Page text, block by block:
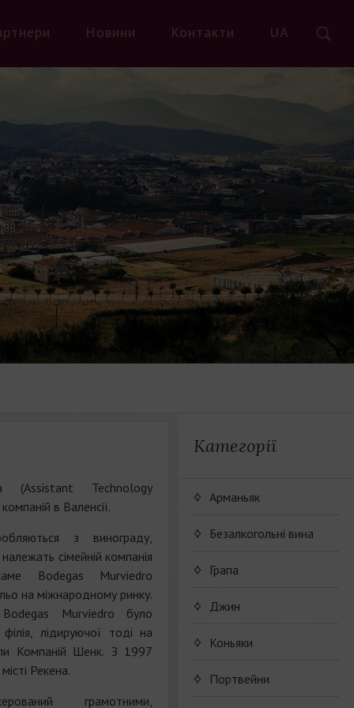
Новини Контакти UA
(Assistant Technology
в Валенсії.
з винограду,
сімейній компанія
Bodegas Murviedro
на міжнародному ринку.
Murviedro було
лідируючої тоді на
Компаній Шенк. З 1997
Рекена.
грамотними,
Категорії
Арманьяк
Безалкогольні вина
JP. Chenet Alcohol Free
Wine Series JP. Chenet
Arthur Merz Alcohol Free
Wine series Arthur Metz
Appalina Alcohol Free
Wine series Appalina
Alcohol Free
Грапа
Джин
Коньяки
Maison Camus
Портвейни